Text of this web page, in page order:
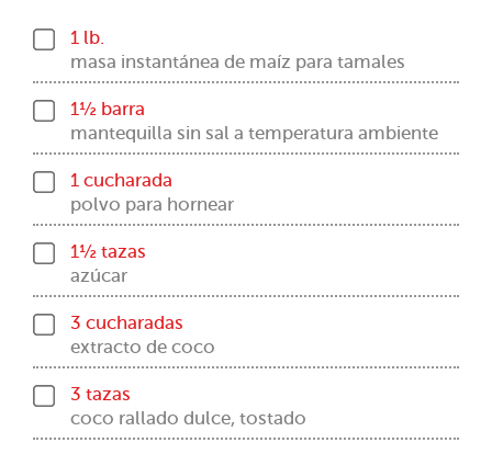
1 lb.
masa instantánea de maíz para tamales
1½ barra
mantequilla sin sal a temperatura ambiente
1 cucharada
polvo para hornear
1½ tazas
azúcar
3 cucharadas
extracto de coco
3 tazas
coco rallado dulce, tostado